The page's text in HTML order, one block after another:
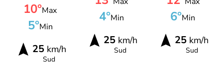
10°Max
5°Min
25km/h
Sud
4°Min
25km/h
Sud
6°Min
25 km/h
Sud